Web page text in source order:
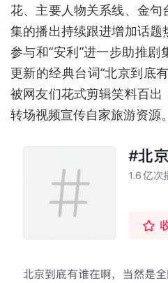
花、主要人物关系线、金
集的播出持续跟进增加话
参与和“安利”进一步助推
更新的经典台词“北京到底
被网友们花式剪辑笑料百
转场视频宣传自家旅游资源。